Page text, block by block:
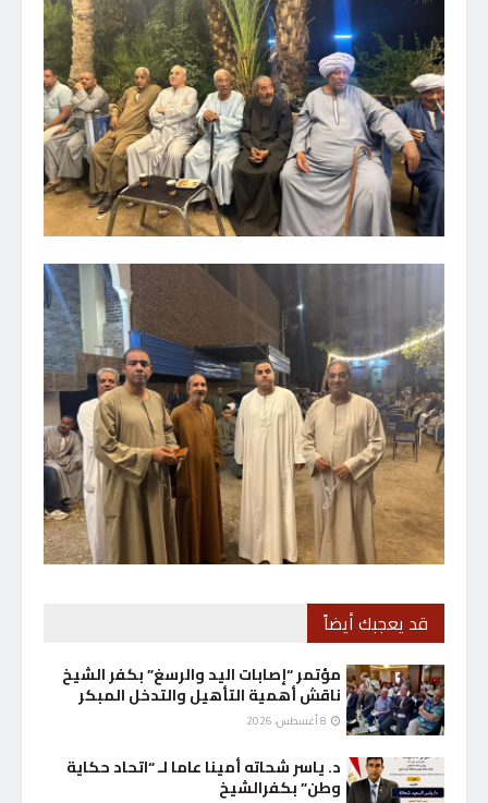
قد يعجبك أيضاً
مؤتمر “إصابات اليد والرسغ” بكفر الشيخ
ناقش أهمية التأهيل والتدخل المبكر
د. ياسر شحاته أمينا عاما لـ “اتحاد حكاية
وطن” بكفرالشيخ